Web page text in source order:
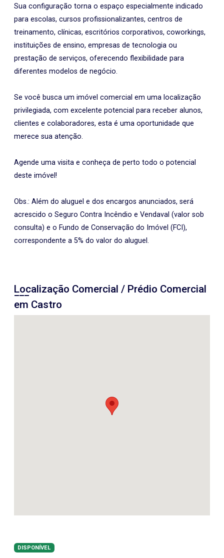
Sua configuração torna o espaço especialmente indicado
para escolas, cursos profissionalizantes, centros de
treinamento, clínicas, escritórios corporativos, coworkings,
instituições de ensino, empresas de tecnologia ou
prestação de serviços, oferecendo flexibilidade para
diferentes modelos de negócio.
Se você busca um imóvel comercial em uma localização
privilegiada, com excelente potencial para receber alunos,
clientes e colaboradores, esta é uma oportunidade que
merece sua atenção.
Agende uma visita e conheça de perto todo o potencial
deste imóvel!
Obs.: Além do aluguel e dos encargos anunciados, será
acrescido o Seguro Contra Incêndio e Vendaval (valor sob
consulta) e o Fundo de Conservação do Imóvel (FCI),
correspondente a 5% do valor do aluguel.
Localização Comercial / Prédio Comercial
em Castro
DISPONÍVEL